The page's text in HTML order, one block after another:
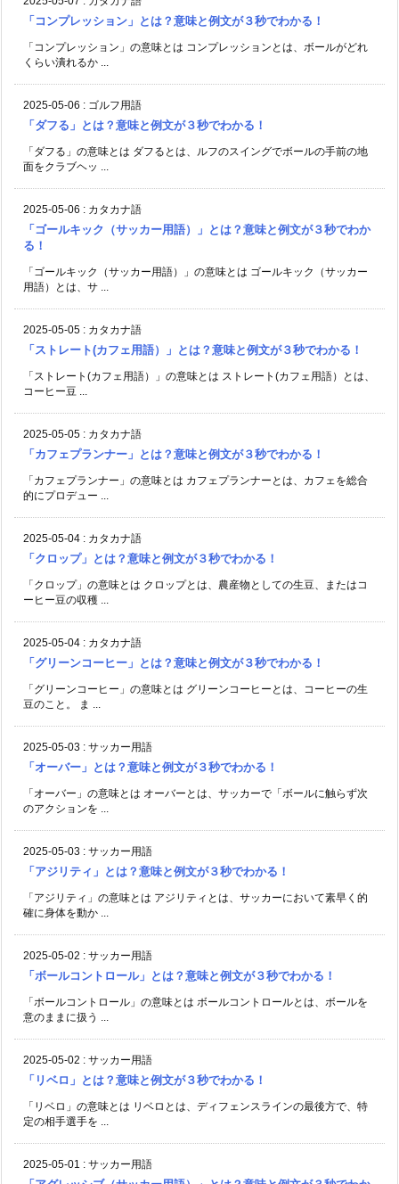
「コンプレッション」とは？意味と例文が３秒でわかる！
「コンプレッション」の意味とは コンプレッションとは、ボールがどれ
くらい潰れるか ...
2025-05-06 : ゴルフ用語
「ダフる」とは？意味と例文が３秒でわかる！
「ダフる」の意味とは ダフるとは、ルフのスイングでボールの手前の地
面をクラブヘッ ...
2025-05-06 : カタカナ語
「ゴールキック（サッカー用語）」とは？意味と例文が３秒でわか
る！
「ゴールキック（サッカー用語）」の意味とは ゴールキック（サッカー
用語）とは、サ ...
2025-05-05 : カタカナ語
「ストレート(カフェ用語）」とは？意味と例文が３秒でわかる！
「ストレート(カフェ用語）」の意味とは ストレート(カフェ用語）とは、
コーヒー豆 ...
2025-05-05 : カタカナ語
「カフェプランナー」とは？意味と例文が３秒でわかる！
「カフェプランナー」の意味とは カフェプランナーとは、カフェを総合
的にプロデュー ...
2025-05-04 : カタカナ語
「クロップ」とは？意味と例文が３秒でわかる！
「クロップ」の意味とは クロップとは、農産物としての生豆、またはコ
ーヒー豆の収穫 ...
2025-05-04 : カタカナ語
「グリーンコーヒー」とは？意味と例文が３秒でわかる！
「グリーンコーヒー」の意味とは グリーンコーヒーとは、コーヒーの生
豆のこと。 ま ...
2025-05-03 : サッカー用語
「オーバー」とは？意味と例文が３秒でわかる！
「オーバー」の意味とは オーバーとは、サッカーで「ボールに触らず次
のアクションを ...
2025-05-03 : サッカー用語
「アジリティ」とは？意味と例文が３秒でわかる！
「アジリティ」の意味とは アジリティとは、サッカーにおいて素早く的
確に身体を動か ...
2025-05-02 : サッカー用語
「ボールコントロール」とは？意味と例文が３秒でわかる！
「ボールコントロール」の意味とは ボールコントロールとは、ボールを
意のままに扱う ...
2025-05-02 : サッカー用語
「リベロ」とは？意味と例文が３秒でわかる！
「リベロ」の意味とは リベロとは、ディフェンスラインの最後方で、特
定の相手選手を ...
2025-05-01 : サッカー用語